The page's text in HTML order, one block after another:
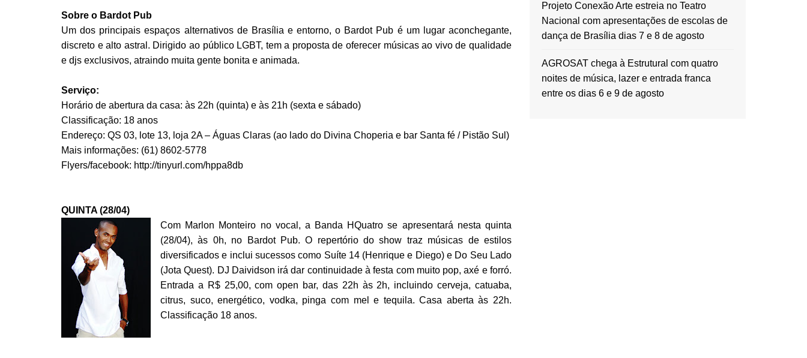
Sobre o Bardot Pub
Um dos principais espaços alternativos de Brasília e entorno, o Bardot Pub é um lugar aconchegante,
discreto e alto astral. Dirigido ao público LGBT, tem a proposta de oferecer músicas ao vivo de qualidade
e djs exclusivos, atraindo muita gente bonita e animada.
Serviço:
Horário de abertura da casa: às 22h (quinta) e às 21h (sexta e sábado)
Classificação: 18 anos
Endereço: QS 03, lote 13, loja 2A – Águas Claras (ao lado do Divina Choperia e bar Santa fé / Pistão Sul)
Mais informações: (61) 8602-5778
Flyers/facebook: http://tinyurl.com/hppa8db
QUINTA (28/04)
Com Marlon Monteiro no vocal, a Banda HQuatro se apresentará nesta quinta
(28/04), às 0h, no Bardot Pub. O repertório do show traz músicas de estilos
diversificados e inclui sucessos como Suíte 14 (Henrique e Diego) e Do Seu Lado
(Jota Quest). DJ Daividson irá dar continuidade à festa com muito pop, axé e forró.
Entrada a R$ 25,00, com open bar, das 22h às 2h, incluindo cerveja, catuaba,
citrus, suco, energético, vodka, pinga com mel e tequila. Casa aberta às 22h.
Classificação 18 anos.
Projeto Conexão Arte estreia no Teatro
Nacional com apresentações de escolas de
dança de Brasília dias 7 e 8 de agosto
AGROSAT chega à Estrutural com quatro
noites de música, lazer e entrada franca
entre os dias 6 e 9 de agosto